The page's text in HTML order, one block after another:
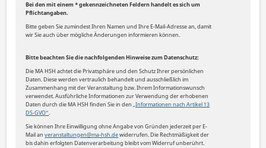
Bei den mit einem * gekennzeichneten Feldern handelt es sich um
Pflichtangaben.
Bitte geben Sie zumindest Ihren Namen und Ihre E-Mail-Adresse an, damit
wir Sie auch über mögliche Änderungen informieren können.
Bitte beachten Sie die nachfolgenden Hinweise zum Datenschutz:
Die MA HSH achtet die Privatsphäre und den Schutz Ihrer persönlichen
Daten. Diese werden vertraulich behandelt und ausschließlich im
Zusammenhang mit der Veranstaltung bzw. Ihrem Informationswunsch
verwendet. Ausführliche Informationen zur Verwendung der erhobenen
Daten durch die MA HSH finden Sie in den„Informationen nach Artikel 13
DS-GVO“.
Sie können Ihre Einwilligung ohne Angabe von Gründen jederzeit per E-
Mail anveranstaltungen@ma-hsh.dewiderrufen. Die Rechtmäßigkeit der
bis dahin erfolgten Datenverarbeitung bleibt vom Widerruf unberührt.